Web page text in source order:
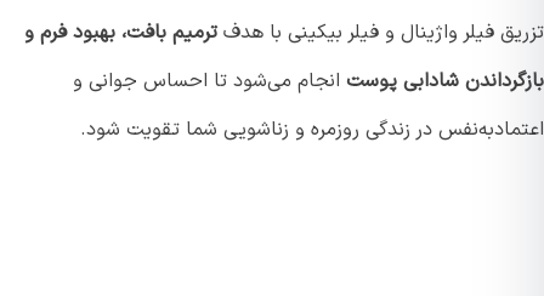
فیلر واژینال و فیلر بیکینی با هدفترمیم بافت، بهبود فرم و
شادابی پوستانجام می‌شود تا احساس جوانی و
در زندگی روزمره و زناشویی شما تقویت شود.